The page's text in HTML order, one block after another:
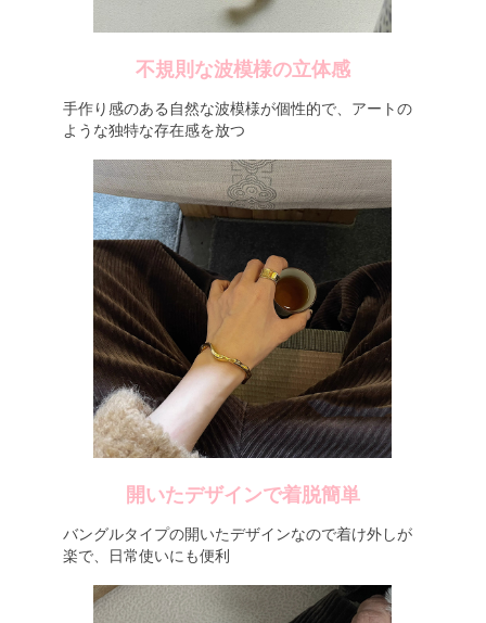
不規則な波模様の立体感
手作り感のある自然な波模様が個性的で、アートの
ような独特な存在感を放つ
開いたデザインで着脱簡単
バングルタイプの開いたデザインなので着け外しが
楽で、日常使いにも便利